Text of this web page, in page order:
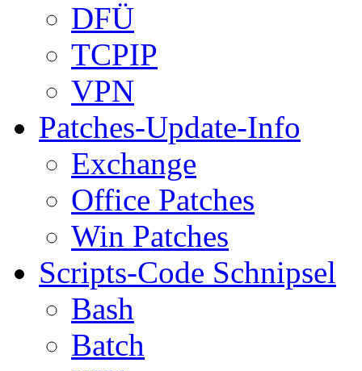
DFÜ
TCPIP
VPN
Patches-Update-Info
Exchange
Office Patches
Win Patches
Scripts-Code Schnipsel
Bash
Batch